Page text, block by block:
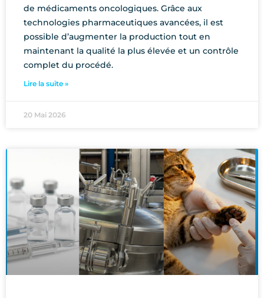
de médicaments oncologiques. Grâce aux
technologies pharmaceutiques avancées, il est
possible d’augmenter la production tout en
maintenant la qualité la plus élevée et un contrôle
complet du procédé.
Lire la suite »
20 Mai 2026